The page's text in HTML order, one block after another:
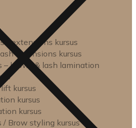
extensions kursus
extensions kursus
– brow- & lash lamination
kursus
kursus
kursus
Brow styling kursus